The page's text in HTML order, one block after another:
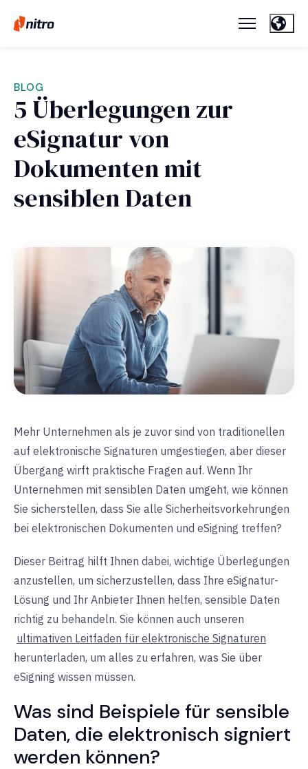
BLOG
5 Überlegungen zur
eSignatur von
Dokumenten mit
sensiblen Daten
Mehr Unternehmen als je zuvor sind von traditionellen
auf elektronische Signaturen umgestiegen, aber dieser
Übergang wirft praktische Fragen auf. Wenn Ihr
Unternehmen mit sensiblen Daten umgeht, wie können
Sie sicherstellen, dass Sie alle Sicherheitsvorkehrungen
bei elektronischen Dokumenten und eSigning treffen?
Dieser Beitrag hilft Ihnen dabei, wichtige Überlegungen
anzustellen, um sicherzustellen, dass Ihre eSignatur-
Lösung und Ihr Anbieter Ihnen helfen, sensible Daten
richtig zu behandeln. Sie können auch unseren
ultimativen Leitfaden für elektronische Signaturen
herunterladen, um alles zu erfahren, was Sie über
eSigning wissen müssen.
Was sind Beispiele für sensible
Daten, die elektronisch signiert
werden können?